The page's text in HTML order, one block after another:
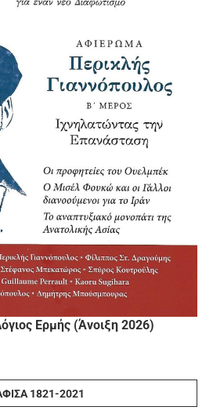
Ερμής (Άνοιξη 2026)
1821-2021